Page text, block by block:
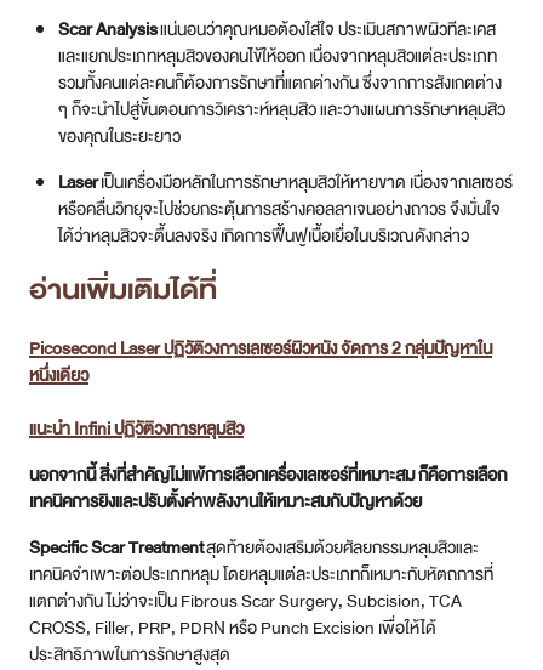
Scar Analysisแน่นอนว่าคุณหมอต้องใส่ใจ ประเมินสภาพผิวทีละเคส
และแยกประเภทหลุมสิวของคนไข้ให้ออก เนื่องจากหลุมสิวแต่ละประเภท
รวมทั้งคนแต่ละคนก็ต้องการรักษาที่แตกต่างกัน ซึ่งจากการสังเกตต่าง
ๆ ก็จะนำไปสู่ขั้นตอนการวิเคราะห์หลุมสิว และวางแผนการรักษาหลุมสิว
ของคุณในระยะยาว
Laserเป็นเครื่องมือหลักในการรักษาหลุมสิวให้หายขาด เนื่องจากเลเซอร์
หรือคลื่นวิทยุจะไปช่วยกระตุ้นการสร้างคอลลาเจนอย่างถาวร จึงมั่นใจ
ได้ว่าหลุมสิวจะตื้นลงจริง เกิดการฟื้นฟูเนื้อเยื่อในบริเวณดังกล่าว
อ่านเพิ่มเติมได้ที่
Picosecond Laser ปฏิวัติวงการเลเซอร์ผิวหนัง จัดการ 2 กลุ่มปัญหาใน
หนึ่งเดียว
แนะนำ Infini ปฏิวัติวงการหลุมสิว
นอกจากนี้ สิ่งที่สำคัญไม่แพ้การเลือกเครื่องเลเซอร์ที่เหมาะสม ก็คือการเลือก
เทคนิคการยิงและปรับตั้งค่าพลังงานให้เหมาะสมกับปัญหาด้วย
Specific Scar Treatmentสุดท้ายต้องเสริมด้วยศัลยกรรมหลุมสิวและ
เทคนิคจำเพาะต่อประเภทหลุม โดยหลุมแต่ละประเภทก็เหมาะกับหัตถการที่
แตกต่างกัน ไม่ว่าจะเป็น Fibrous Scar Surgery, Subcision, TCA
CROSS, Filler, PRP, PDRN หรือ Punch Excision เพื่อให้ได้
ประสิทธิภาพในการรักษาสูงสุด